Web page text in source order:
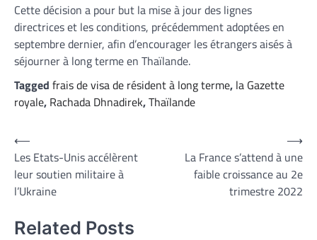
Cette décision a pour but la mise à jour des lignes
directrices et les conditions, précédemment adoptées en
septembre dernier, afin d’encourager les étrangers aisés à
séjourner à long terme en Thaïlande.
Tagged frais de visa de résident à long terme, la Gazette
royale, Rachada Dhnadirek,Thaïlande
Navigation
de
l’article
⟵
Les Etats-Unis accélèrent
leur soutien militaire à
l’Ukraine
La France s’attend à une
faible croissance au 2e
trimestre 2022
⟶
Related Posts